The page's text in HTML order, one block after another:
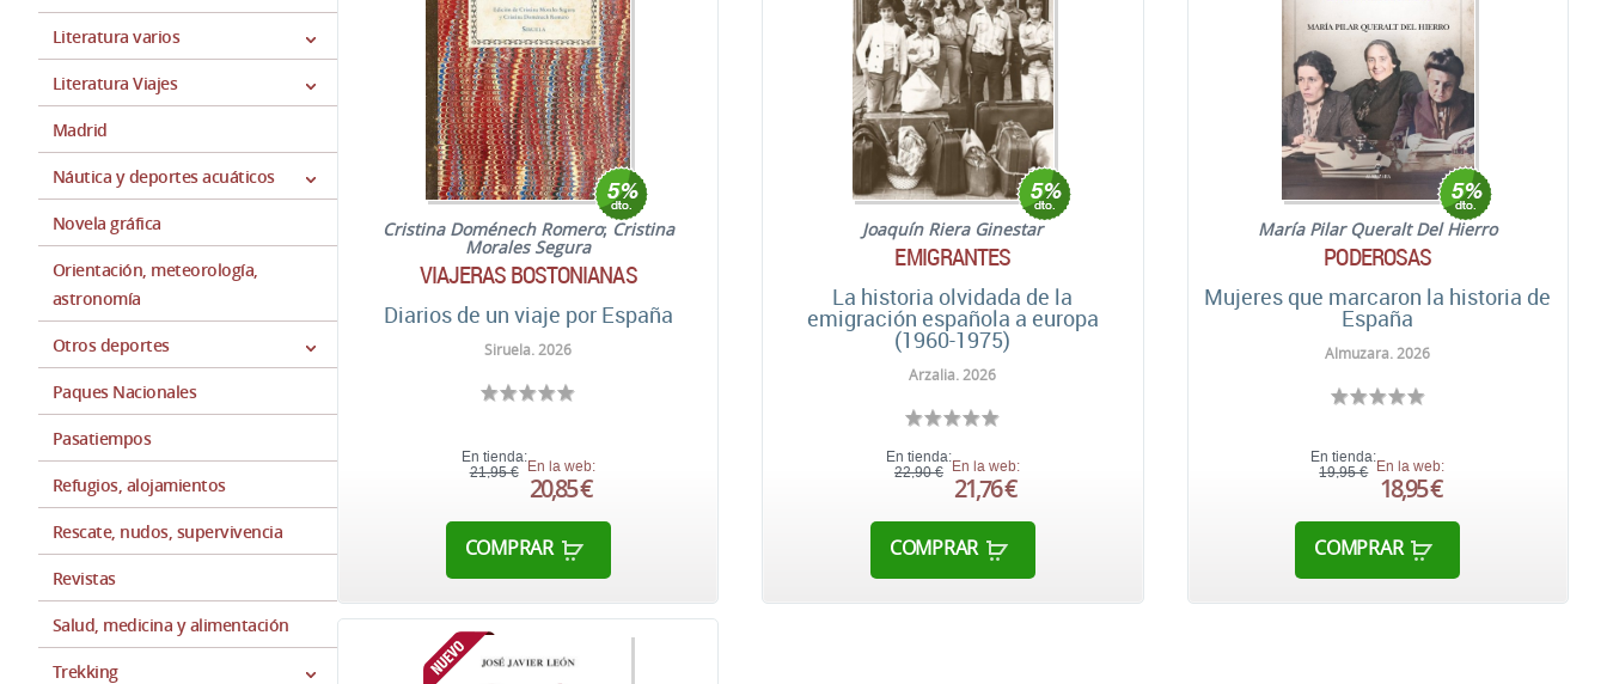
Literatura varios
Literatura Viajes
Madrid
Náutica y deportes acuáticos
Novela gráfica
Orientación, meteorología,
astronomía
Otros deportes
Paques Nacionales
Pasatiempos
Refugios, alojamientos
Rescate, nudos, supervivencia
Revistas
Salud, medicina y alimentación
Trekking
Cristina Doménech Romero; Cristina
Morales Segura
VIAJERAS BOSTONIANAS
Diarios de un viaje por España
Siruela. 2026
En tienda:
21,95 € En la web:
20,85 €
COMPRAR
Joaquín Riera Ginestar
EMIGRANTES
La historia olvidada de la
emigración española a europa
(1960-1975)
Arzalia. 2026
En tienda:
22,90 € En la web:
21,76 €
COMPRAR
María Pilar Queralt Del Hierro
PODEROSAS
Mujeres que marcaron la historia de
España
Almuzara. 2026
En tienda:
19,95 €
En la web:
18,95 €
COMPRAR